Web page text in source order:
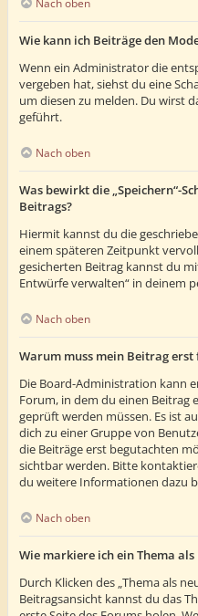
Nach oben
Wie kann ich Beiträge den
Wenn ein Administrator die
vergeben hat, siehst du eine
um diesen zu melden. Du wirst
geführt.
Nach oben
Was bewirkt die „Speichern“-
Beitrags?
Hiermit kannst du die
einem späteren Zeitpunkt
gesicherten Beitrag kannst du
Entwürfe verwalten“ in deinem
Nach oben
Warum muss mein Beitrag erst
Die Board-Administration kann
Forum, in dem du einen Beitrag
geprüft werden müssen. Es ist
dich zu einer Gruppe von
die Beiträge erst begutachten
sichtbar werden. Bitte
du weitere Informationen dazu
Nach oben
Wie markiere ich ein Thema als
Durch Klicken des „Thema als
Beitragsansicht kannst du das